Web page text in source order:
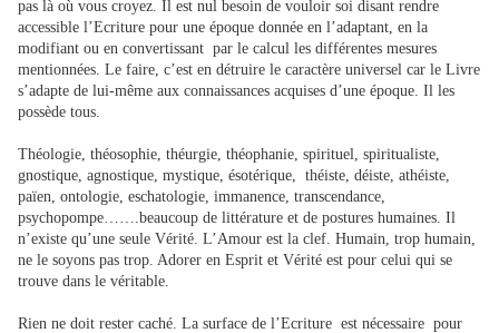
pas là où vous croyez. Il est nul besoin de vouloir soi disant rendre
accessible l’Ecriture pour une époque donnée en l’adaptant, en la
modifiant ou en convertissant par le calcul les différentes mesures
mentionnées. Le faire, c’est en détruire le caractère universel car le Livre
s’adapte de lui-même aux connaissances acquises d’une époque. Il les
possède tous.
Théologie, théosophie, théurgie, théophanie, spirituel, spiritualiste,
gnostique, agnostique, mystique, ésotérique, théiste, déiste, athéiste,
païen, ontologie, eschatologie, immanence, transcendance,
psychopompe…….beaucoup de littérature et de postures humaines. Il
n’existe qu’une seule Vérité. L’Amour est la clef. Humain, trop humain,
ne le soyons pas trop. Adorer en Esprit et Vérité est pour celui qui se
trouve dans le véritable.
Rien ne doit rester caché. La surface de l’Ecriture est nécessaire pour